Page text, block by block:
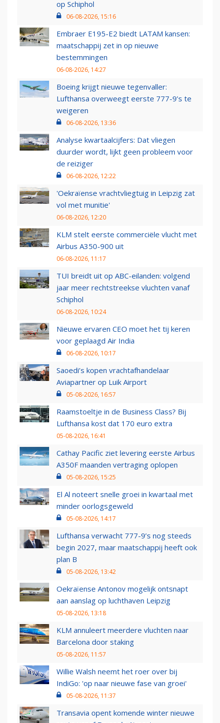
op Schiphol
06-08-2026, 15:16
Embraer E195-E2 biedt LATAM kansen:
maatschappij zet in op nieuwe
bestemmingen
06-08-2026, 14:27
Boeing krijgt nieuwe tegenvaller:
Lufthansa overweegt eerste 777-9’s te
weigeren
06-08-2026, 13:36
Analyse kwartaalcijfers: Dat vliegen
duurder wordt, lijkt geen probleem voor
de reiziger
06-08-2026, 12:22
'Oekraïense vrachtvliegtuig in Leipzig zat
vol met munitie'
06-08-2026, 12:20
KLM stelt eerste commerciële vlucht met
Airbus A350-900 uit
06-08-2026, 11:17
TUI breidt uit op ABC-eilanden: volgend
jaar meer rechtstreekse vluchten vanaf
Schiphol
06-08-2026, 10:24
Nieuwe ervaren CEO moet het tij keren
voor geplaagd Air India
06-08-2026, 10:17
Saoedi’s kopen vrachtafhandelaar
Aviapartner op Luik Airport
05-08-2026, 16:57
Raamstoeltje in de Business Class? Bij
Lufthansa kost dat 170 euro extra
05-08-2026, 16:41
Cathay Pacific ziet levering eerste Airbus
A350F maanden vertraging oplopen
05-08-2026, 15:25
El Al noteert snelle groei in kwartaal met
minder oorlogsgeweld
05-08-2026, 14:17
Lufthansa verwacht 777-9’s nog steeds
begin 2027, maar maatschappij heeft ook
plan B
05-08-2026, 13:42
Oekraïense Antonov mogelijk ontsnapt
aan aanslag op luchthaven Leipzig
05-08-2026, 13:18
KLM annuleert meerdere vluchten naar
Barcelona door staking
05-08-2026, 11:57
Willie Walsh neemt het roer over bij
IndiGo: 'op naar nieuwe fase van groei'
05-08-2026, 11:37
Transavia opent komende winter nieuwe